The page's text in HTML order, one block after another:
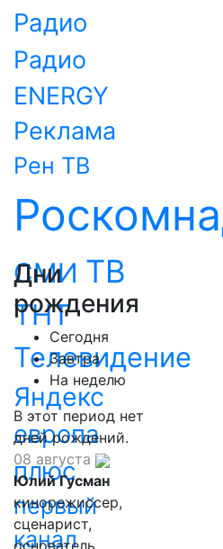
Радио
Радио
ENERGY
Реклама
Рен ТВ
СМИ ТВ
ТНТ
Телевидение
Яндекс
европа
плюс
первый
канал
Дни
рождения
Сегодня
Завтра
На неделю
В этот период нет
дней рождений.
08 августа
Юлий Гусман
кинорежиссер,
сценарист,
основатель